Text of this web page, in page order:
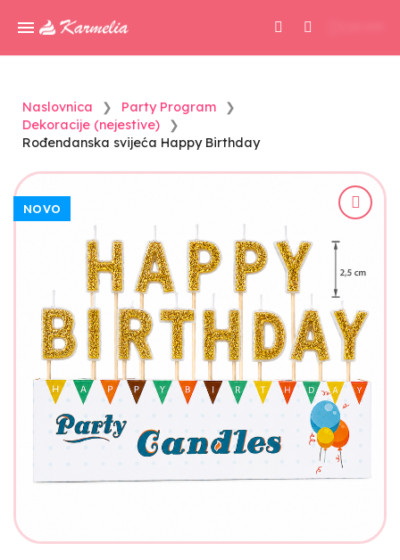
Naslovnica
Party Program
Dekoracije (nejestive)
Rođendanska svijeća Happy Birthday
NOVO